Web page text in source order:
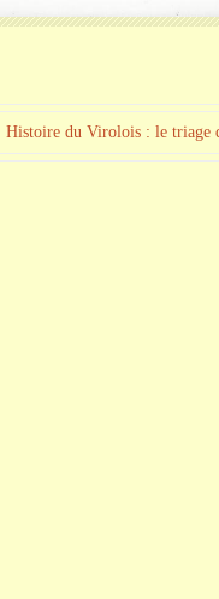
Histoire du Virolois : le triage